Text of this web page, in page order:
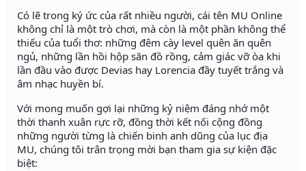
Có lẽ trong ký ức của rất nhiều người, cái tên MU Online
không chỉ là một trò chơi, mà còn là một phần không thể
thiếu của tuổi thơ: những đêm cày level quên ăn quên
ngủ, những lần hồi hộp săn đồ rồng, cảm giác vỡ òa khi
lần đầu vào được Devias hay Lorencia đầy tuyết trắng và
âm nhạc huyền bí.
Với mong muốn gợi lại những kỷ niệm đáng nhớ một
thời thanh xuân rực rỡ, đồng thời kết nối cộng đồng
những người từng là chiến binh anh dũng của lục địa
MU, chúng tôi trân trọng mời bạn tham gia sự kiện đặc
biệt: